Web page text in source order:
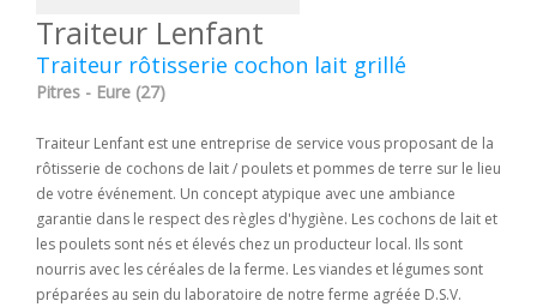
Traiteur Lenfant
Traiteur rôtisserie cochon lait grillé
Pitres - Eure (27)
Traiteur Lenfant est une entreprise de service vous proposant de la
rôtisserie de cochons de lait / poulets et pommes de terre sur le lieu
de votre événement. Un concept atypique avec une ambiance
garantie dans le respect des règles d'hygiène. Les cochons de lait et
les poulets sont nés et élevés chez un producteur local. Ils sont
nourris avec les céréales de la ferme. Les viandes et légumes sont
préparées au sein du laboratoire de notre ferme agréée D.S.V.